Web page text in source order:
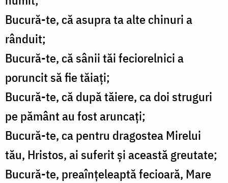
Bucură-te, că asupra ta alte chinuri a
rânduit;
Bucură-te, că sânii tăi feciorelnici a
poruncit să fie tăiaţi;
Bucură-te, că după tăiere, ca doi struguri
pe pământ au fost aruncaţi;
Bucură-te, ca pentru dragostea Mirelui
tău, Hristos, ai suferit şi această greutate;
Bucură-te, preaînţeleaptă fecioară, Mare